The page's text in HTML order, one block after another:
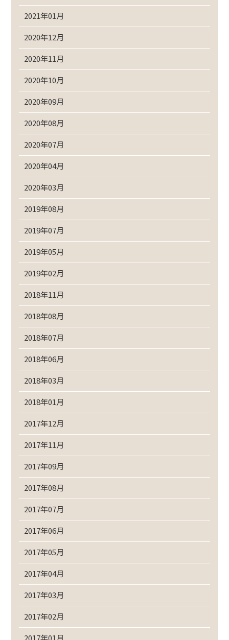
2021年01月
2020年12月
2020年11月
2020年10月
2020年09月
2020年08月
2020年07月
2020年04月
2020年03月
2019年08月
2019年07月
2019年05月
2019年02月
2018年11月
2018年08月
2018年07月
2018年06月
2018年03月
2018年01月
2017年12月
2017年11月
2017年09月
2017年08月
2017年07月
2017年06月
2017年05月
2017年04月
2017年03月
2017年02月
2017年01月